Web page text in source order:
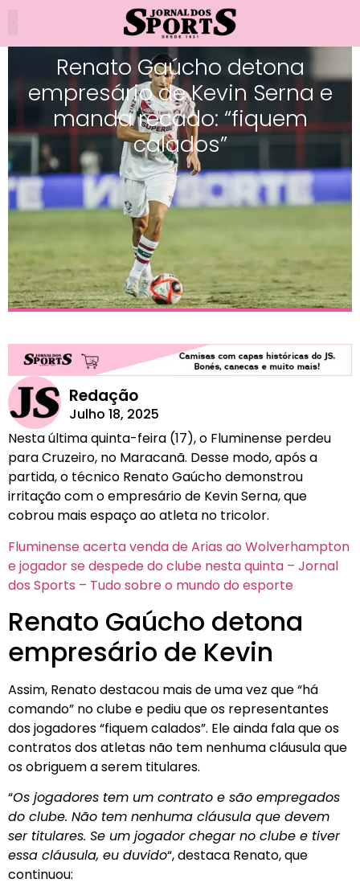
Renato Gaúcho detona
empresário de Kevin Serna e
manda recado: “fiquem
calados”
Redação
Julho 18, 2025
Nesta última quinta-feira (17), o Fluminense perdeu
para Cruzeiro, no Maracanã. Desse modo, após a
partida, o técnico Renato Gaúcho demonstrou
irritação com o empresário de Kevin Serna, que
cobrou mais espaço ao atleta no tricolor.
Fluminense acerta venda de Arias ao Wolverhampton
e jogador se despede do clube nesta quinta – Jornal
dos Sports – Tudo sobre o mundo do esporte
Renato Gaúcho detona
empresário de Kevin
Assim, Renato destacou mais de uma vez que “há
comando” no clube e pediu que os representantes
dos jogadores “fiquem calados”. Ele ainda fala que os
contratos dos atletas não tem nenhuma cláusula que
os obriguem a serem titulares.
“Os jogadores tem um contrato e são empregados
do clube. Não tem nenhuma cláusula que devem
ser titulares. Se um jogador chegar no clube e tiver
essa cláusula, eu duvido“, destaca Renato, que
continuou: